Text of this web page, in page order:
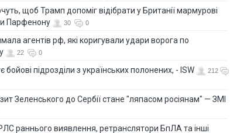
щоб Трамп допоміг відібрати у Британії мармурові
Парфенону
30 0
агентів рф, які коригували удари ворога по
22 0
підрозділи з українських полонених, - ISW
212
Зеленського до Сербії стане "ляпасом росіянам" — ЗМІ
раннього виявлення, ретранслятори БпЛА та інші